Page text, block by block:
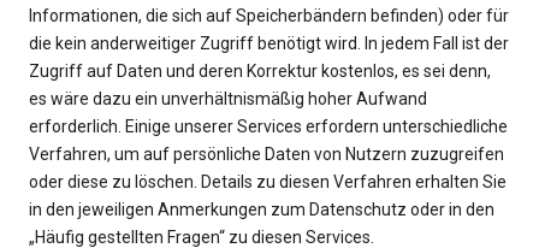
Informationen, die sich auf Speicherbändern befinden) oder für
die kein anderweitiger Zugriff benötigt wird. In jedem Fall ist der
Zugriff auf Daten und deren Korrektur kostenlos, es sei denn,
es wäre dazu ein unverhältnismäßig hoher Aufwand
erforderlich. Einige unserer Services erfordern unterschiedliche
Verfahren, um auf persönliche Daten von Nutzern zuzugreifen
oder diese zu löschen. Details zu diesen Verfahren erhalten Sie
in den jeweiligen Anmerkungen zum Datenschutz oder in den
„Häufig gestellten Fragen“ zu diesen Services.